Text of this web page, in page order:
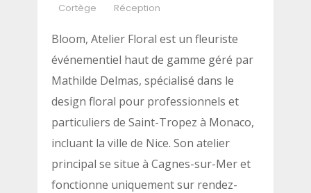
Cortège Réception
Bloom, Atelier Floral est un fleuriste
événementiel haut de gamme géré par
Mathilde Delmas, spécialisé dans le
design floral pour professionnels et
particuliers de Saint-Tropez à Monaco,
incluant la ville de Nice. Son atelier
principal se situe à Cagnes-sur-Mer et
fonctionne uniquement sur rendez-